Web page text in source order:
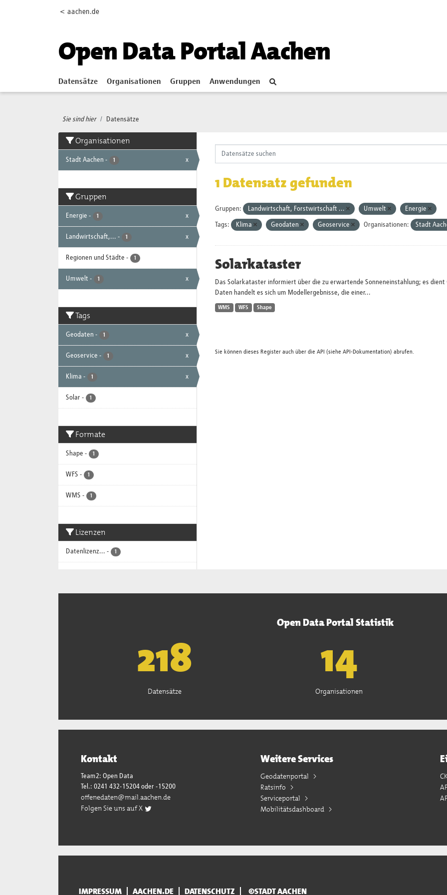
< aachen.de
Open Data Portal Aachen
Datensätze Organisationen Gruppen Anwendungen
Sie sind hier Datensätze
Organisationen
Stadt Aachen - 1 x
Gruppen
Energie - 1 x
Landwirtschaft,... - 1 x
Regionen und Städte - 1
Umwelt - 1 x
Tags
Geodaten - 1 x
Geoservice - 1 x
Klima - 1 x
Solar - 1
Formate
Shape - 1
WFS - 1
WMS - 1
Lizenzen
Datenlizenz... - 1
1 Datensatz gefunden
Gruppen: Landwirtschaft, Forstwirtschaft ... Umwelt Energie
Tags: Klima Geodaten Geoservice Organisationen: Stadt
Solarkataster
Das Solarkataster informiert über die zu erwartende Sonneneinstahlung; es
Daten handelt es sich um Modellergebnisse, die einer...
WMS WFS Shape
Sie können dieses Register auch über die API (siehe API-Dokumentation) abrufen.
Open Data Portal Statistik
221
Datensätze
15
Organisationen
Kontakt
Team2: Open Data
Tel.: 0241 432-15204 oder -15200
offenedaten@mail.aachen.de
Folgen Sie uns auf X
Weitere Services
Geodatenportal
Ratsinfo
Serviceportal
Mobilitätsdashboard
IMPRESSUM AACHEN.DE DATENSCHUTZ ©STADT AACHEN